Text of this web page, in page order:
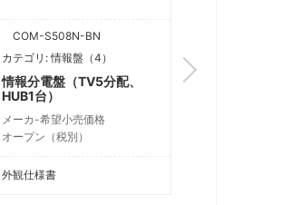
COM-S508N-BN
カテゴリ: 情報盤（4）
情報分電盤（TV5分配、
HUB1台）
メーカ-希望小売価格
オープン（税別）
外観仕様書
カテゴリ: 情報盤（
情報分電盤（